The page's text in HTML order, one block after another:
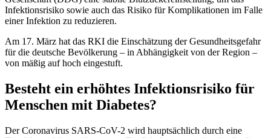
Infektionsrisiko sowie auch das Risiko für Komplikationen im Falle
einer Infektion zu reduzieren.
Am 17. März hat das RKI die Einschätzung der Gesundheitsgefahr
für die deutsche Bevölkerung – in Abhängigkeit von der Region –
von mäßig auf hoch eingestuft.
Besteht ein erhöhtes Infektionsrisiko für
Menschen mit Diabetes?
Der Coronavirus SARS-CoV-2 wird hauptsächlich durch eine